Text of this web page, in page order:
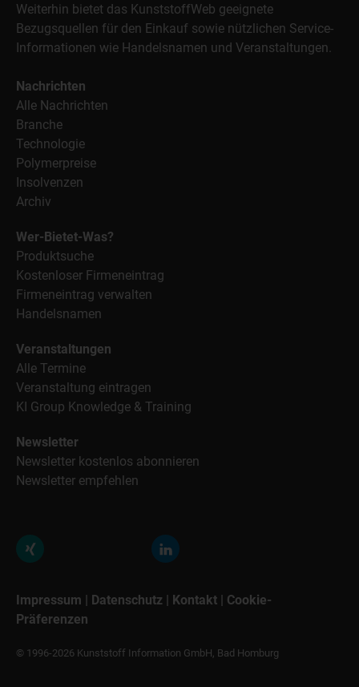
Weiterhin bietet das KunststoffWeb geeignete
Bezugsquellen für den Einkauf sowie nützlichen Service-
Informationen wie Handelsnamen und Veranstaltungen.
Nachrichten
Alle Nachrichten
Branche
Technologie
Polymerpreise
Insolvenzen
Archiv
Wer-Bietet-Was?
Produktsuche
Kostenloser Firmeneintrag
Firmeneintrag verwalten
Handelsnamen
Veranstaltungen
Alle Termine
Veranstaltung eintragen
KI Group Knowledge & Training
Newsletter
Newsletter kostenlos abonnieren
Newsletter empfehlen
Impressum | Datenschutz | Kontakt | Cookie-
Präferenzen
© 1996-2026 Kunststoff Information GmbH, Bad Homburg